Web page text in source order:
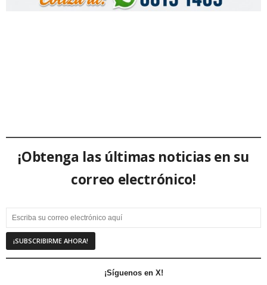
¡Obtenga las últimas noticias en su
correo electrónico!
¡Síguenos en X!